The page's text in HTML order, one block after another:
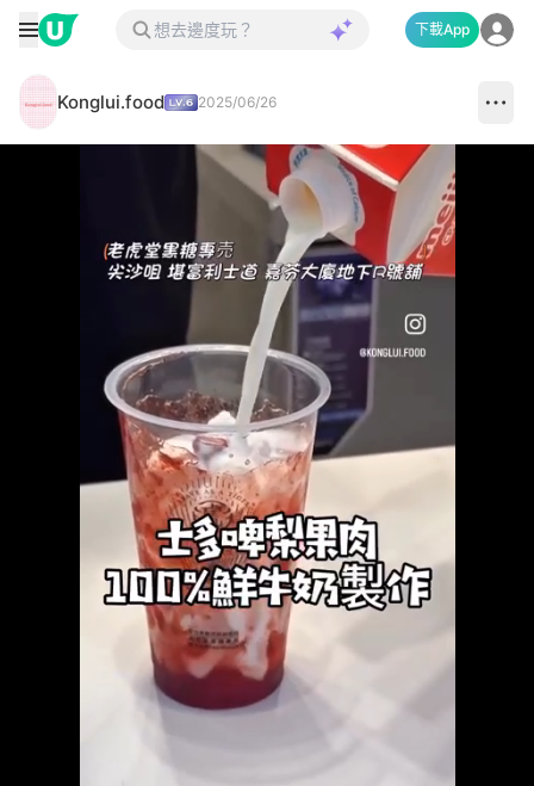
下載App
Konglui.food 2025/06/26